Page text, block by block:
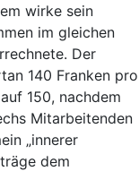
wirke sein
im gleichen
Der
140 Franken pro
150, nachdem
Mitarbeitenden
„innerer
dem